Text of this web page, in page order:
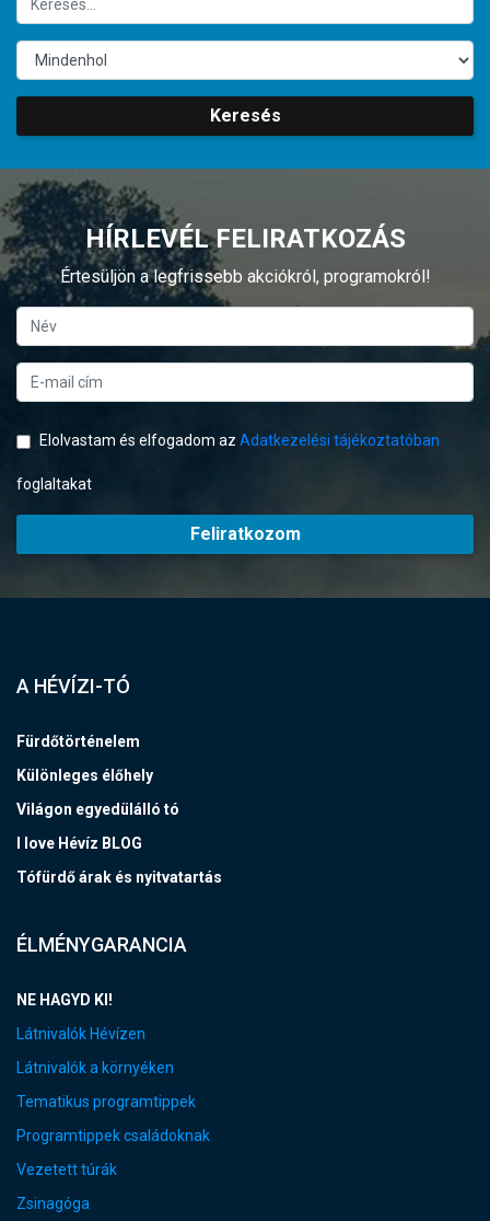
Keresés
HÍRLEVÉL FELIRATKOZÁS
Értesüljön a legfrissebb akciókról, programokról!
Elolvastam és elfogadom az Adatkezelési tájékoztatóban
foglaltakat
Feliratkozom
A HÉVÍZI-TÓ
Fürdőtörténelem
Különleges élőhely
Világon egyedülálló tó
I love Hévíz BLOG
Tófürdő árak és nyitvatartás
ÉLMÉNYGARANCIA
NE HAGYD KI!
Látnivalók Hévízen
Látnivalók a környéken
Tematikus programtippek
Programtippek családoknak
Vezetett túrák
Zsinagóga